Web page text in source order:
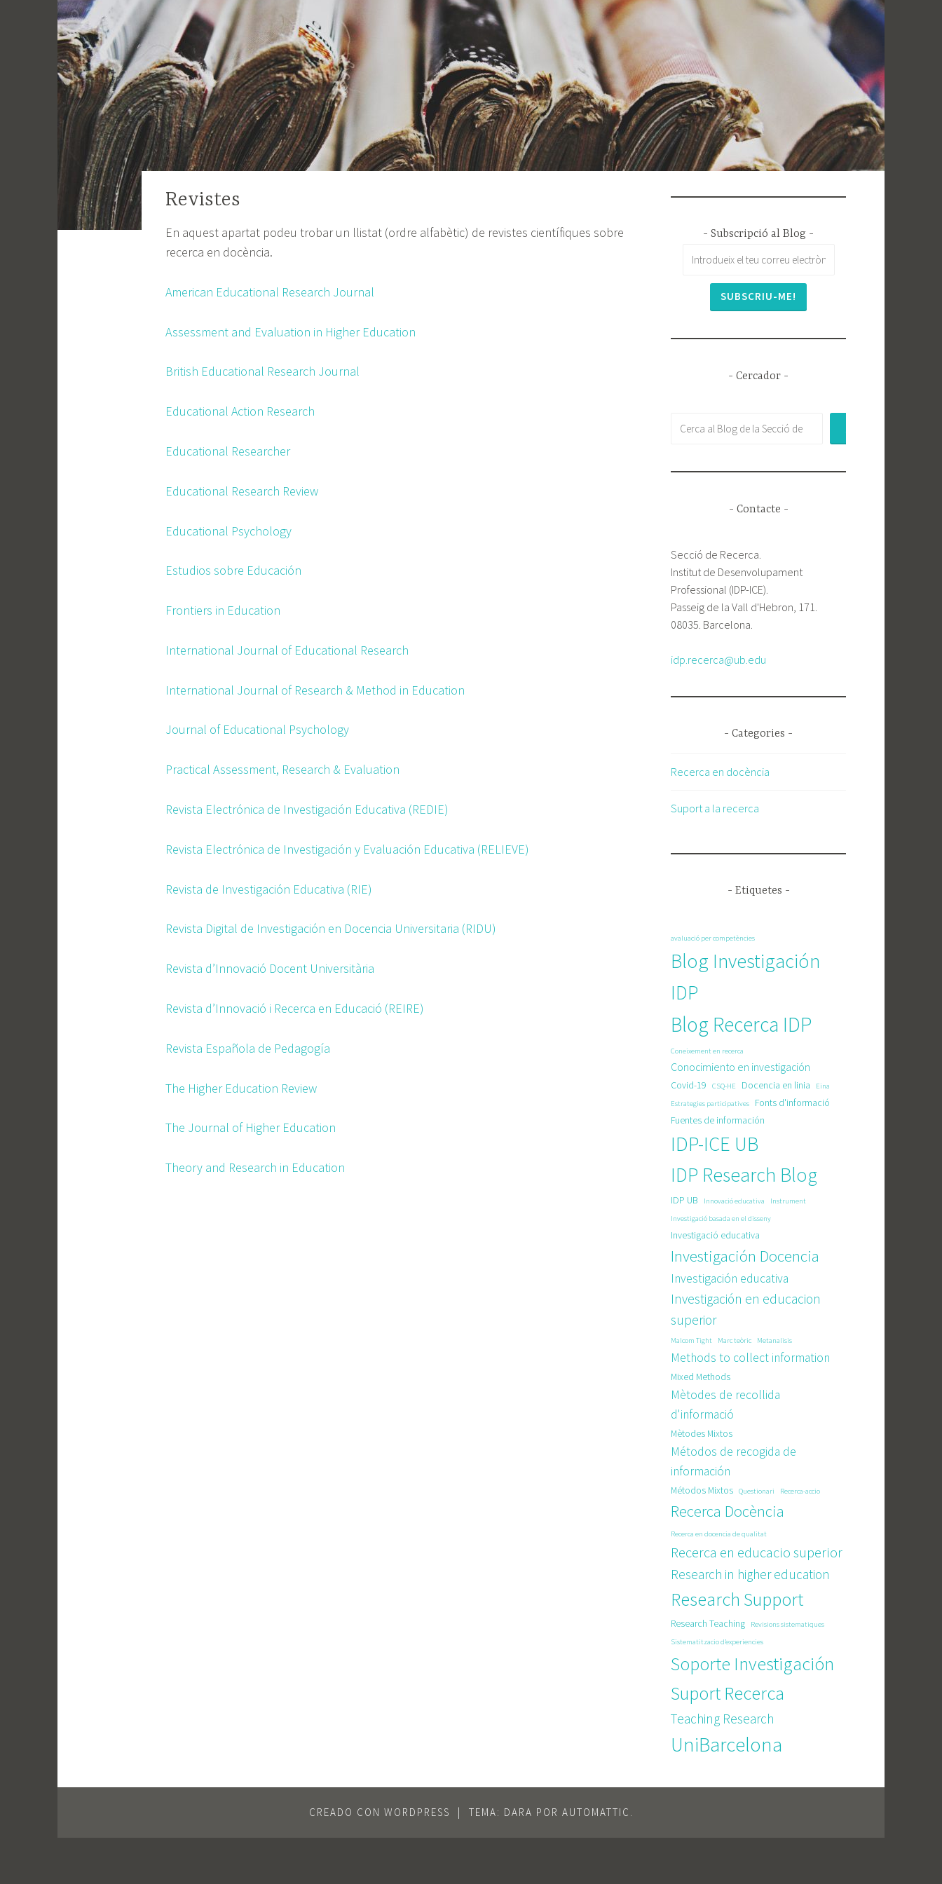
Revistes
En aquest apartat podeu trobar un llistat (ordre alfabètic) de revistes científiques sobre
recerca en docència.
American Educational Research Journal
Assessment and Evaluation in Higher Education
British Educational Research Journal
Educational Action Research
Educational Researcher
Educational Research Review
Educational Psychology
Estudios sobre Educación
Frontiers in Education
International Journal of Educational Research
International Journal of Research & Method in Education
Journal of Educational Psychology
Practical Assessment, Research & Evaluation
Revista Electrónica de Investigación Educativa (REDIE)
Revista Electrónica de Investigación y Evaluación Educativa (RELIEVE)
Revista de Investigación Educativa (RIE)
Revista Digital de Investigación en Docencia Universitaria (RIDU)
Revista d’Innovació Docent Universitària
Revista d’Innovació i Recerca en Educació (REIRE)
Revista Española de Pedagogía
The Higher Education Review
The Journal of Higher Education
Theory and Research in Education
- Subscripció al Blog -
- Cercador -
- Contacte -
Secció de Recerca.
Institut de Desenvolupament
Professional (IDP-ICE).
Passeig de la Vall d'Hebron, 171.
08035. Barcelona.
idp.recerca@ub.edu
- Categories -
Recerca en docència
Suport a la recerca
- Etiquetes -
avaluació per competències
Blog Investigación
IDP
Blog Recerca IDP
Coneixement en recerca
Conocimiento en investigación
Covid-19 CSQ-HE Docencia en linia
Eina
Estrategies participatives
Fonts d'informació
Fuentes de información
IDP-ICE UB
IDP Research Blog
IDP UB Innovació educativa
Instrument
Investigació basada en el disseny
Investigació educativa
Investigación Docencia
Investigación educativa
Investigación en educacion
superior
Malcom Tight Marc teòric Metanalisis
Methods to collect information
Mixed Methods
Mètodes de recollida
d'informació
Mètodes Mixtos
Métodos de recogida de
información
Métodos Mixtos Questionari Recerca-accio
Recerca Docència
Recerca en docencia de qualitat
Recerca en educacio superior
Research in higher education
Research Support
Research Teaching
Revisions sistematiques
Sistematitzacio d’experiencies
Soporte Investigación
Suport Recerca
Teaching Research
UniBarcelona
CREADO CON WORDPRESS | TEMA: DARA POR AUTOMATTIC .